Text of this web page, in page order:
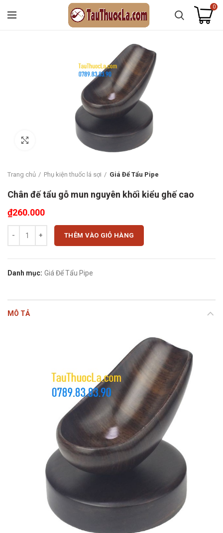
0
Click to enlarge
Trang chủ Phụ kiện thuốc lá sợi Giá Để Tẩu Pipe
Chân đế tẩu gỗ mun nguyên khối kiểu ghế cao
₫260.000
Chân đế tẩu gỗ mun nguyên khối kiểu ghế cao số lượng
THÊM VÀO GIỎ HÀNG
Danh mục: Giá Để Tẩu Pipe
MÔ TẢ